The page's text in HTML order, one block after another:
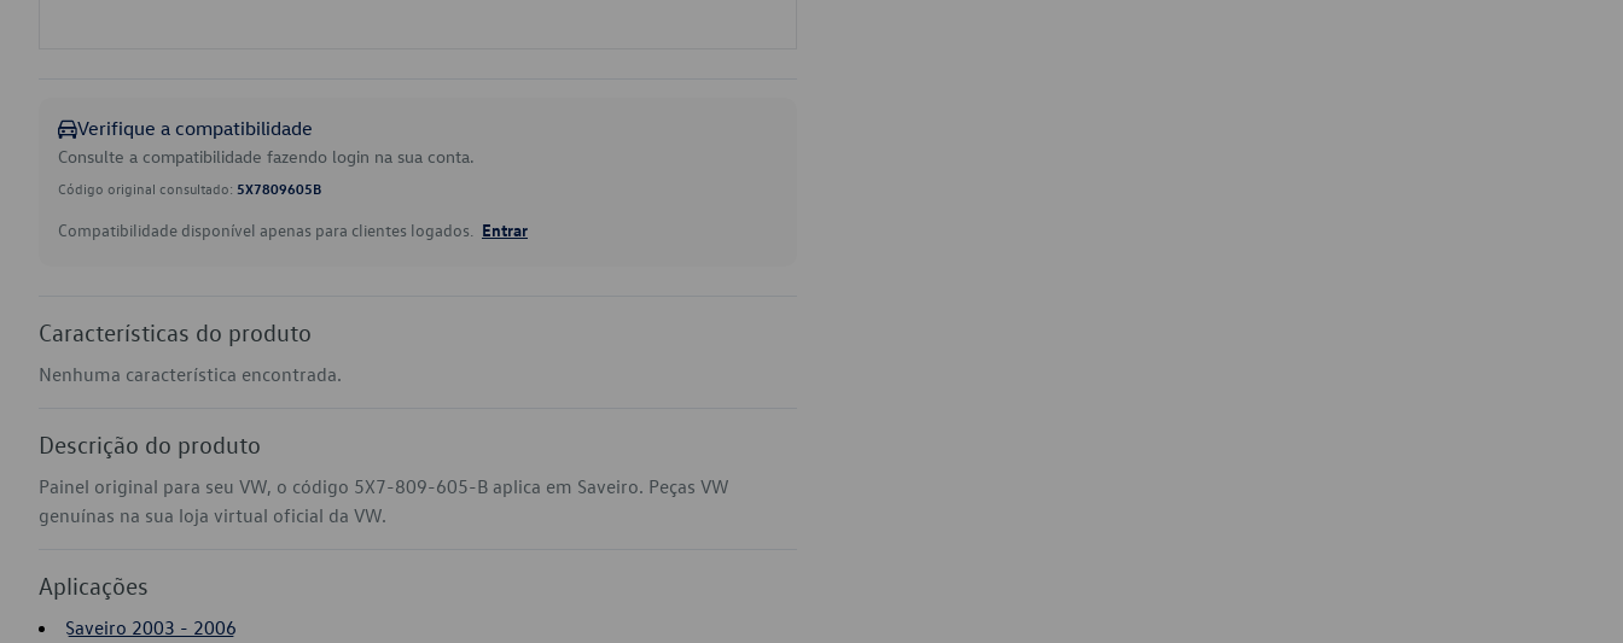
Verifique a compatibilidade
Consulte a compatibilidade fazendo login na sua conta.
Código original consultado: 5X7809605B
Compatibilidade disponível apenas para clientes logados. Entrar
Características do produto
Nenhuma característica encontrada.
Descrição do produto
Painel original para seu VW, o código 5X7-809-605-B aplica em Saveiro. Peças VW
genuínas na sua loja virtual oficial da VW.
Aplicações
Saveiro 2003 - 2006